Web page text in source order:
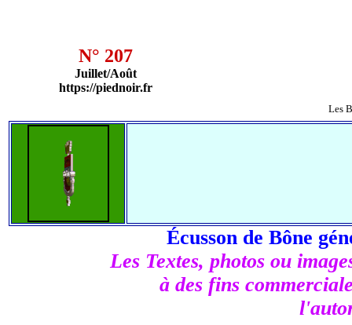
N° 207
Juillet/Août
https://piednoir.fr
Les
Écusson de Bône
Les Textes, photos ou
à des fins